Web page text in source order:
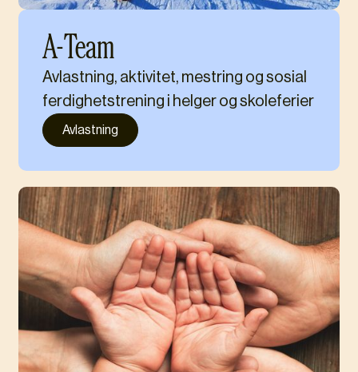
A-Team
Avlastning, aktivitet, mestring og sosial
ferdighetstrening i helger og skoleferier
Avlastning